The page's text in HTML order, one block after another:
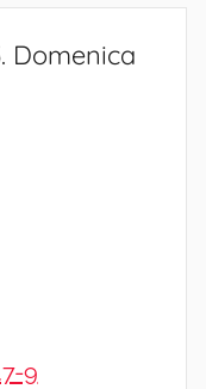
Domenica
9